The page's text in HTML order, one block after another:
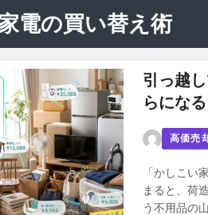
電の買い替え術
引っ越
らにな
高価売
「かしこい
まると、荷
う不用品の